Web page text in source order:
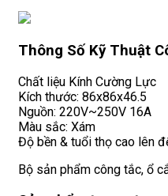
Thông Số Kỹ Thuật
Chất liệu Kính Cường Lực
Kích thước: 86x86x46.5
Nguồn: 220V~250V 16A
Màu sắc: Xám
Độ bền & tuổi thọ cao lên
Bộ sản phẩm công tắc, ổ